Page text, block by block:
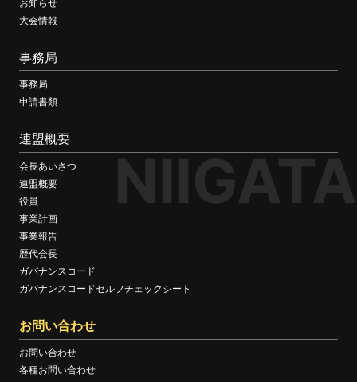
NIIGATA
お知らせ
大会情報
事務局
事務局
申請書類
連盟概要
会長あいさつ
連盟概要
役員
事業計画
事業報告
歴代会長
ガバナンスコード
ガバナンスコードセルフチェックシート
お問い合わせ
お問い合わせ
各種お問い合わせ